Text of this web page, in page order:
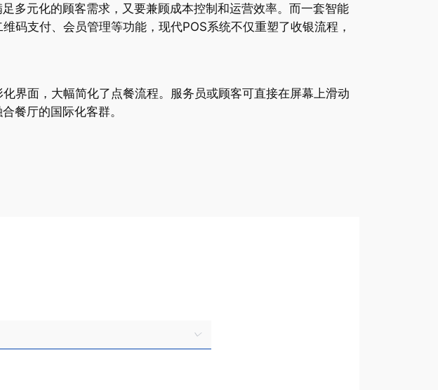
多元化的顾客需求，又要兼顾成本控制和运营效率。而一套智能
码支付、会员管理等功能，现代POS系统不仅重塑了收银流程，
界面，大幅简化了点餐流程。服务员或顾客可直接在屏幕上滑动
餐厅的国际化客群。